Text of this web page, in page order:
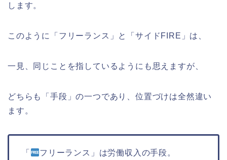
します。
このように「フリーランス」と「サイドFIRE」は、
一見、同じことを指しているようにも思えますが、
どちらも「手段」の一つであり、位置づけは全然違い
ます。
「 フリーランス」は労働収入の手段。